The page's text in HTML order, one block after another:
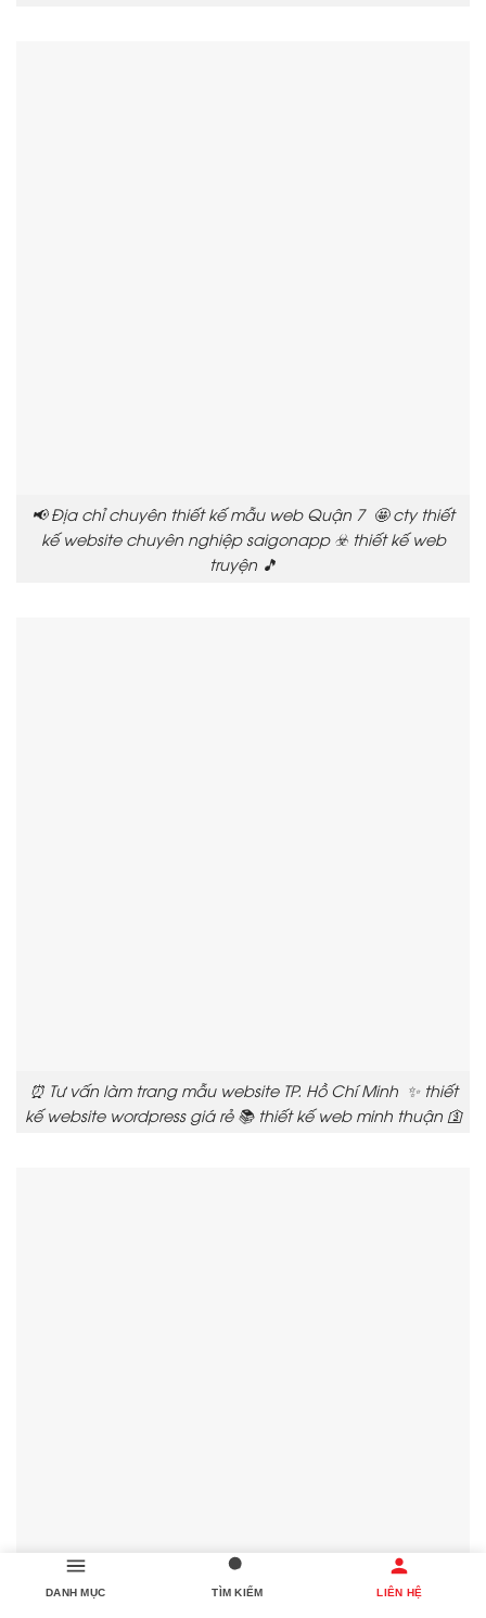
📢 Địa chỉ chuyên thiết kế mẫu web Quận 7 🤩 cty thiết
kế website chuyên nghiệp saigonapp ☣️ thiết kế web
truyện 🎵
⏰ Tư vấn làm trang mẫu website TP. Hồ Chí Minh ✨ thiết
kế website wordpress giá rẻ 📚 thiết kế web minh thuận 🛐
DANH MỤC TÌM KIẾM LIÊN HỆ